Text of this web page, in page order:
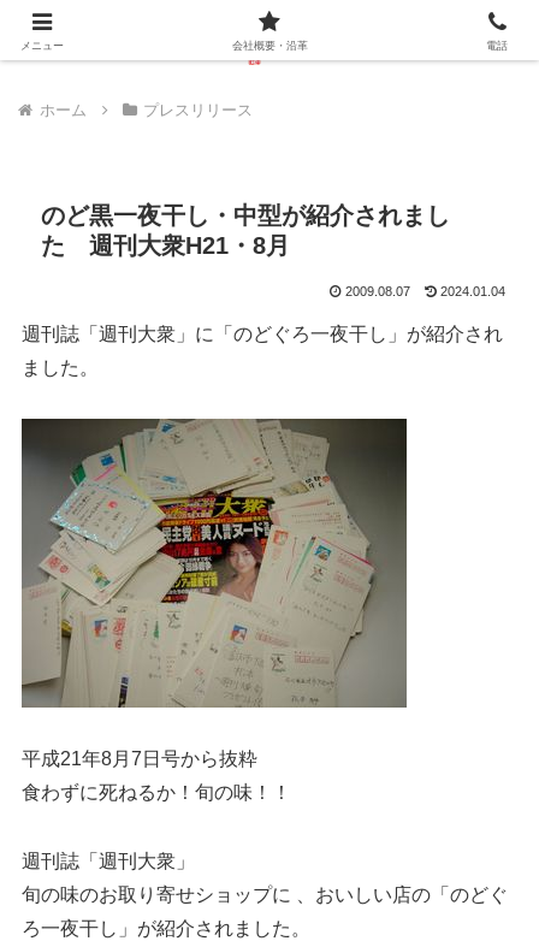
ホーム プレスリリース
のど黒一夜干し・中型が紹介されまし
た 週刊大衆H21・8月
2009.08.07 2024.01.04
週刊誌「週刊大衆」に「のどぐろ一夜干し」が紹介され
ました。
平成21年8月7日号から抜粋
食わずに死ねるか！旬の味！！
週刊誌「週刊大衆」
旬の味のお取り寄せショップに 、おいしい店の「のどぐ
ろ一夜干し」が紹介されました。
メニュー 会社概要・沿革 電話